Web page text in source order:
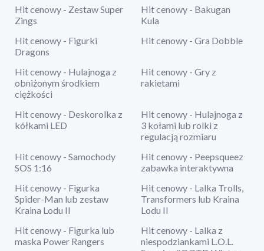
Hit cenowy - Zestaw Super
Zings
Hit cenowy - Bakugan
Kula
Hit cenowy - Figurki
Dragons
Hit cenowy - Gra Dobble
Hit cenowy - Hulajnoga z
obniżonym środkiem
ciężkości
Hit cenowy - Gry z
rakietami
Hit cenowy - Deskorolka z
kółkami LED
Hit cenowy - Hulajnoga z
3 kołami lub rolki z
regulacją rozmiaru
Hit cenowy - Samochody
SOS 1:16
Hit cenowy - Peepsqueez
zabawka interaktywna
Hit cenowy - Figurka
Spider-Man lub zestaw
Kraina Lodu II
Hit cenowy - Lalka Trolls,
Transformers lub Kraina
Lodu II
Hit cenowy - Figurka lub
maska Power Rangers
Hit cenowy - Lalka z
niespodziankami L.O.L.